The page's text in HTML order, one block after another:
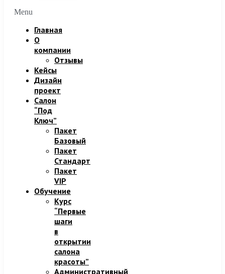
Menu
Главная
О
компании
Отзывы
Кейсы
Дизайн
проект
Салон
“Под
Ключ”
Пакет
Базовый
Пакет
Стандарт
Пакет
VIP
Обучение
Курс
“Первые
шаги
в
открытии
салона
красоты”
Административный